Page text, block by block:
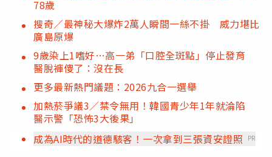
78歲
搜奇／最神秘大爆炸2萬人瞬間一絲不掛 威力堪比
廣島原爆
9歲染上1嗜好…高一弟「口腔全斑點」停止發育
醫脫褲傻了：沒在長
更多最新熱門議題：2026九合一選舉
加熱菸爭議3／禁令無用！韓國青少年1年就淪陷
醫示警「恐怖3大後果」
成為AI時代的道德駭客！一次拿到三張資安證照
PR